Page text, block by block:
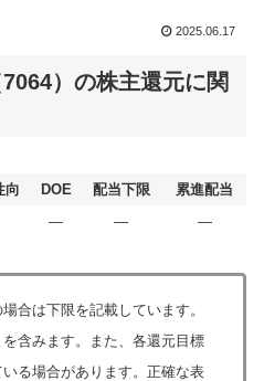
2025.06.17
）の株主還元に関
向 DOE 配当下限
累進配当
― ― ―
合は下限を記載しています。
を含みます。また、各還元目標
る場合があります。正確な表